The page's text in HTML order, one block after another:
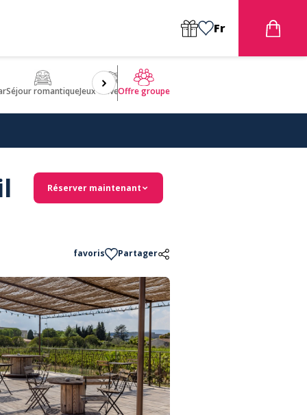
Fr
Séjour romantiqueJeux d'aventuresBien être
Offre groupe
Réserver maintenant
favoris Partager